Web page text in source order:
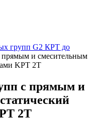
групп G2 КРТ до
прямым и смесительным
KPT 2T
с прямым и
2T